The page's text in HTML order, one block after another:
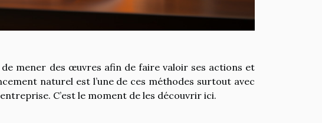
mener des œuvres afin de faire valoir ses actions et
naturel est l’une de ces méthodes surtout avec
C’est le moment de les découvrir ici.